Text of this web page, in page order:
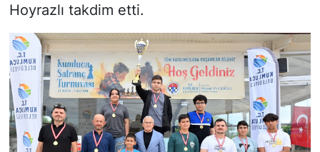
Hoyrazlı takdim etti.